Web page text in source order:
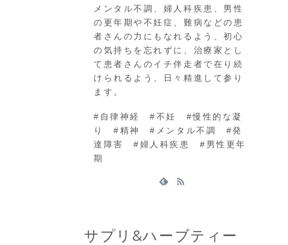
メンタル不調、婦人科疾患、男性
の更年期や不妊症、難病などの患
者さんの力にもなれるよう、初心
の気持ちを忘れずに、治療家とし
て患者さんのイチ伴走者で在り続
けられるよう、日々精進して参り
ます。
#自律神経 #不妊 #慢性的な凝
り #精神 #メンタル不調 #発
達障害 #婦人科疾患 #男性更年
期
サプリ&ハーブティー